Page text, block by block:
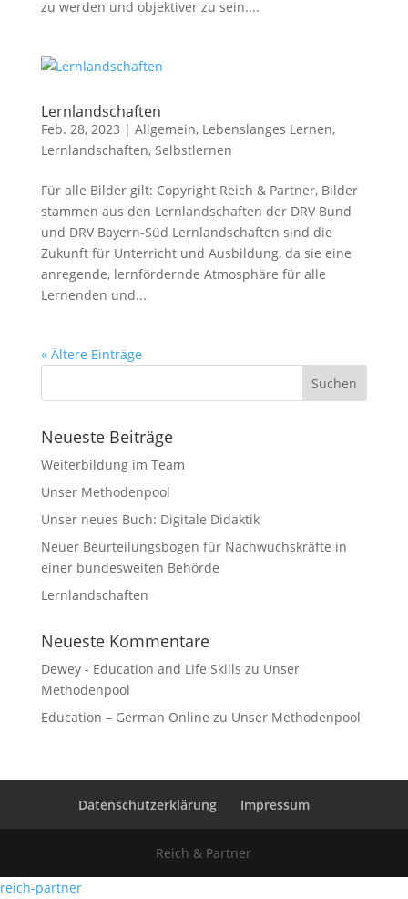
zu werden und objektiver zu sein....
Lernlandschaften
Feb. 28, 2023 | Allgemein, Lebenslanges Lernen,
Lernlandschaften, Selbstlernen
Für alle Bilder gilt: Copyright Reich & Partner, Bilder
stammen aus den Lernlandschaften der DRV Bund
und DRV Bayern-Süd Lernlandschaften sind die
Zukunft für Unterricht und Ausbildung, da sie eine
anregende, lernfördernde Atmosphäre für alle
Lernenden und...
« Ältere Einträge
Neueste Beiträge
Weiterbildung im Team
Unser Methodenpool
Unser neues Buch: Digitale Didaktik
Neuer Beurteilungsbogen für Nachwuchskräfte in
einer bundesweiten Behörde
Lernlandschaften
Neueste Kommentare
Dewey - Education and Life Skills zu Unser
Methodenpool
Education – German Online zu Unser Methodenpool
Datenschutzerklärung Impressum
Reich & Partner
reich-partner